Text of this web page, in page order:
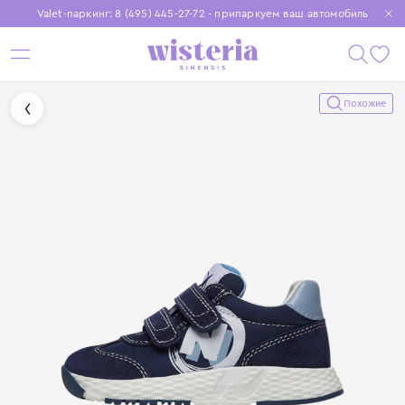
Valet-паркинг: 8 (495) 445-27-72 - припаркуем ваш автомобиль
Бесплатная доставка при заказе от 15 000 ₽
Установите приложение, чтобы покупки были еще удобнее
Похожие